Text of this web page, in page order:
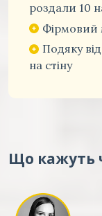
роздали 10
Фірмовий
Подяку
на стіну
Що кажуть